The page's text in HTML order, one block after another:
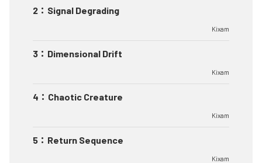
2 ： Signal Degrading
Kixam
3 ： Dimensional Drift
Kixam
4 ： Chaotic Creature
Kixam
5 ： Return Sequence
Kixam